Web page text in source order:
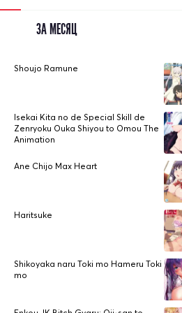
ЗА МЕСЯЦ
Shoujo Ramune
Isekai Kita no de Special Skill de
Zenryoku Ouka Shiyou to Omou The
Animation
Ane Chijo Max Heart
Haritsuke
Shikoyaka naru Toki mo Hameru Toki
mo